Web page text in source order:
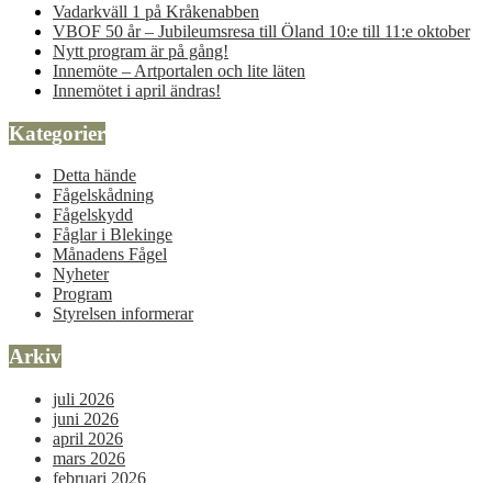
Vadarkväll 1 på Kråkenabben
VBOF 50 år – Jubileumsresa till Öland 10:e till 11:e oktober
Nytt program är på gång!
Innemöte – Artportalen och lite läten
Innemötet i april ändras!
Kategorier
Detta hände
Fågelskådning
Fågelskydd
Fåglar i Blekinge
Månadens Fågel
Nyheter
Program
Styrelsen informerar
Arkiv
juli 2026
juni 2026
april 2026
mars 2026
februari 2026